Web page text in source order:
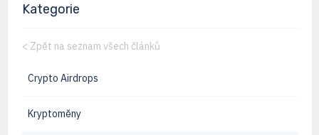
Kategorie
< Zpět na seznam všech článků
Crypto Airdrops
Kryptoměny